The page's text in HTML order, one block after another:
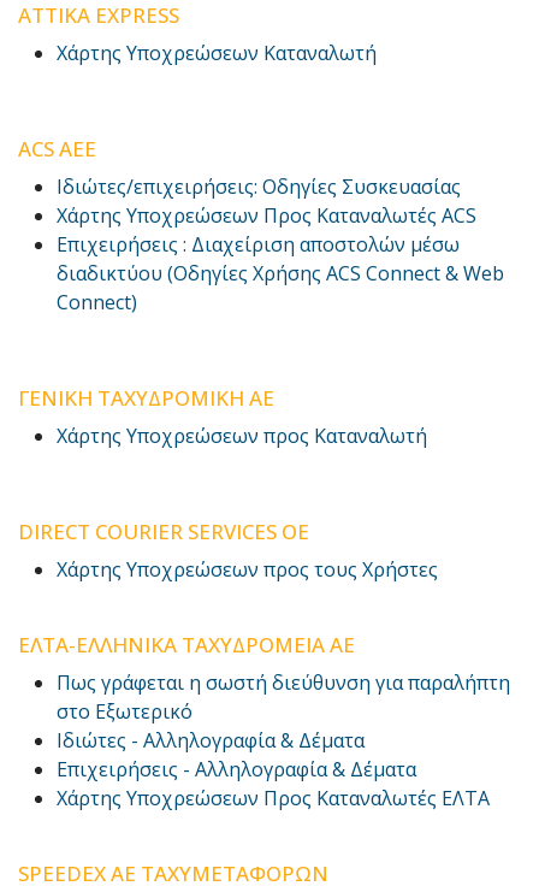
ATTIKA EXPRESS
Χάρτης Υποχρεώσεων Καταναλωτή
ACS AEE
Ιδιώτες/επιχειρήσεις: Οδηγίες Συσκευασίας
Χάρτης Υποχρεώσεων Προς Καταναλωτές ACS
Επιχειρήσεις : Διαχείριση αποστολών μέσω
διαδικτύου (Οδηγίες Χρήσης ACS Connect & Web
Connect)
ΓΕΝΙΚΗ ΤΑΧΥΔΡΟΜΙΚΗ AE
Χάρτης Υποχρεώσεων προς Καταναλωτή
DIRECT COURIER SERVICES OE
Χάρτης Υποχρεώσεων προς τους Χρήστες
ΕΛΤΑ-ΕΛΛΗΝΙΚΑ ΤΑΧΥΔΡΟΜΕΙΑ ΑΕ
Πως γράφεται η σωστή διεύθυνση για παραλήπτη
στο Εξωτερικό
Ιδιώτες - Αλληλογραφία & Δέματα
Επιχειρήσεις - Αλληλογραφία & Δέματα
Χάρτης Υποχρεώσεων Προς Καταναλωτές ΕΛΤΑ
SPEEDEX AE ΤΑΧΥΜΕΤΑΦΟΡΩΝ